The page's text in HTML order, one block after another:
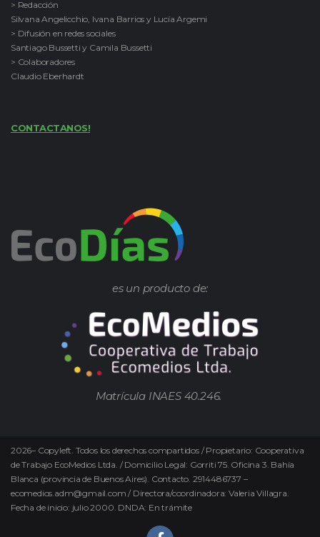
> Redacción
Silvana Angelicchio, Ivana Barrios y Lucía Argemi
> Difusión en redes sociales
Santiago Bussetti y Camila Bussetti
> Colaboradores
Claudio Eberhardt
CONTACTANOS!
es un producto de:
Matrícula INAES 40.246.
2026– Copyleft. Todos los derechos compartidos / Propietario: Cooperativa
de Trabajo EcoMedios Ltda. / Domicilio Legal: Gorriti 75. Oficina 3. Bahía
Blanca (provincia de Buenos Aires). Contacto. 2914486737 –
ecomedios.adm@gmail.com / Directora/coordinadora: Valeria Villagra.
Fecha de inicio: julio 2000. DNDA: En trámite